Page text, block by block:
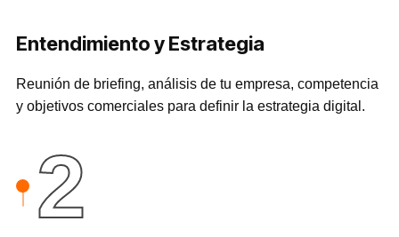
Entendimiento y Estrategia
Reunión de briefing, análisis de tu empresa, competencia
y objetivos comerciales para definir la estrategia digital.
2